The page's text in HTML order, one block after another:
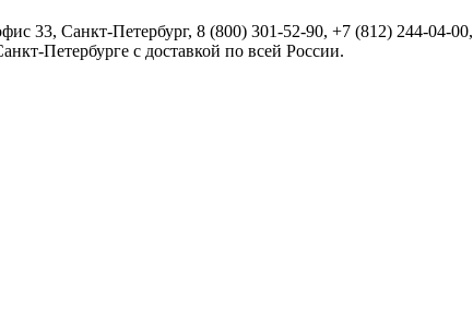
33, Санкт-Петербург, 8 (800) 301-52-90, +7 (812) 244-04-00,
Петербурге с доставкой по всей России.